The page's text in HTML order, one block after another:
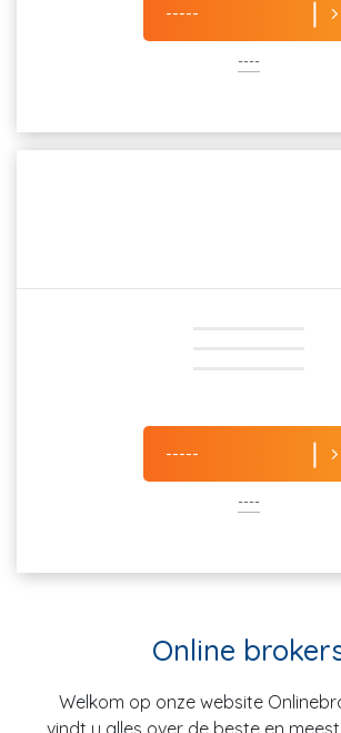
-----
----
-----
----
Online
Welkom op onze website
vindt u alles over de beste en